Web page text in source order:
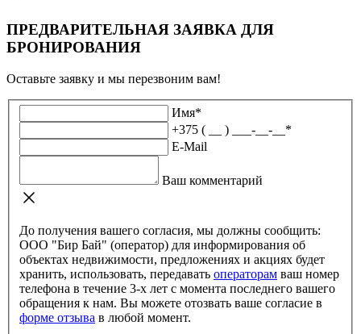
ПРЕДВАРИТЕЛЬНАЯ ЗАЯВКА ДЛЯ
БРОНИРОВАНИЯ
Оставьте заявку и мы перезвоним вам!
Имя*
+375 ( __ ) ___-__-__ *
E-Mail
Ваш комментарий
До получения вашего согласия, мы должны сообщить:
ООО "Бир Бай" (оператор) для информирования об
объектах недвижимости, предложениях и акциях будет
хранить, использовать, передавать операторам
телефона в течение 3-х лет с момента последнего вашего
обращения к нам. Вы можете отозвать ваше согласие в
форме отзыва
в любой момент.